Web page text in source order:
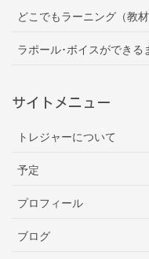
どこでもラーニング（教材
ラポール･ボイスができる
サイトメニュー
トレジャーについて
予定
プロフィール
ブログ